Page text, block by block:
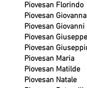
Piovesan Florindo
Piovesan Giovanna
Piovesan Giovanni
Piovesan Giuseppe
Piovesan
Piovesan Maria
Piovesan Matilde
Piovesan Natale